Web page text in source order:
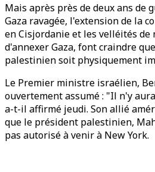
Mais après près de deux ans de
Gaza ravagée, l'extension de la
en Cisjordanie et les velléités
d'annexer Gaza, font craindre
palestinien soit physiquement
Le Premier ministre israélien,
ouvertement assumé : "Il n'y
a-t-il affirmé jeudi. Son allié
que le président palestinien,
pas autorisé à venir à New York.